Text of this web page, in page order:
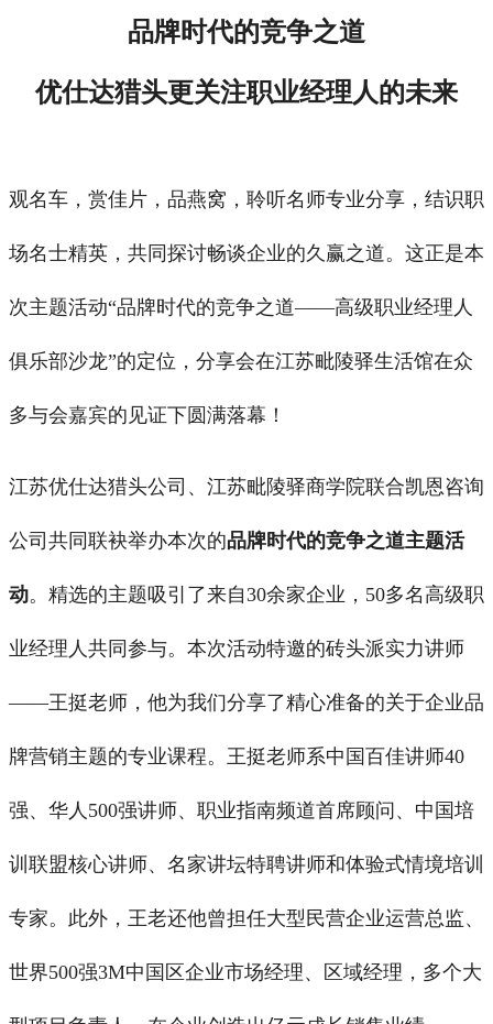
品牌时代的竞争之道
优仕达猎头更关注职业经理人的未来
观名车，赏佳片，品燕窝，聆听名师专业分享，结识职
场名士精英，共同探讨畅谈企业的久赢之道。这正是本
次主题活动“品牌时代的竞争之道——高级职业经理人
俱乐部沙龙”的定位，分享会在江苏毗陵驿生活馆在众
多与会嘉宾的见证下圆满落幕！
江苏优仕达猎头公司、江苏毗陵驿商学院联合凯恩咨询
公司共同联袂举办本次的品牌时代的竞争之道主题活
动。精选的主题吸引了来自30余家企业，50多名高级职
业经理人共同参与。本次活动特邀的砖头派实力讲师
——王挺老师，他为我们分享了精心准备的关于企业品
牌营销主题的专业课程。王挺老师系中国百佳讲师40
强、华人500强讲师、职业指南频道首席顾问、中国培
训联盟核心讲师、名家讲坛特聘讲师和体验式情境培训
专家。此外，王老还他曾担任大型民营企业运营总监、
世界500强3M中国区企业市场经理、区域经理，多个大